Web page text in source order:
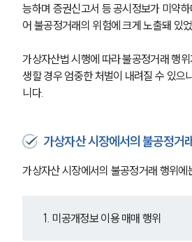
능하며 증권신고서 등 공시정보가 미약
어 불공정거래의 위험에 크게 노출돼 있
가상자산법 시행에 따라 불공정거래 행
생할 경우 엄중한 처벌이 내려질 수 있으
니다.
가상자산 시장에서의 불공정거
가상자산 시장에서의 불공정거래 행위에
1. 미공개정보 이용 매매 행위